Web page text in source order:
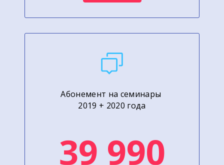
Абонемент на семинары
2019 + 2020 года
39 990